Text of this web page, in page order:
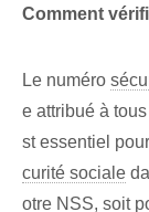
Comment
Le numéro
e ‌attribué à
st essentiel
curité sociale
otre NSS, soit